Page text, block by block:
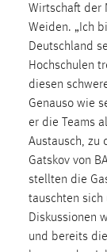
Wirtschaft der
Weiden. „Ich
Deutschland
Hochschulen
diesen
Genauso wie
er die Teams
Austausch, zu
Gatskov von
stellten die
tauschten sich
Diskussionen
und bereits
Cookie
3 Monate
Name:
_fbp
Anbieter:
Facebook
Zweck: